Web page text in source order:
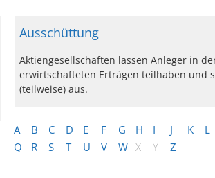
A B C D E F G H I J K L
Q
R S T U V W X Y Z
Ausschüttung
Aktiengesellschaften lassen Anleger in
erwirtschafteten Erträgen teilhaben und
(teilweise) aus.